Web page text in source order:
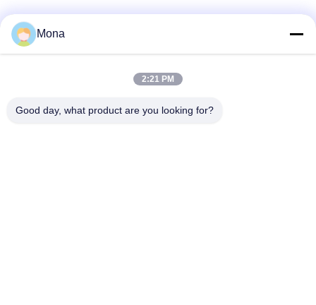
Categorie popolari
Macchina universale
Mona
2:21 PM
Good day, what product are you looking for?